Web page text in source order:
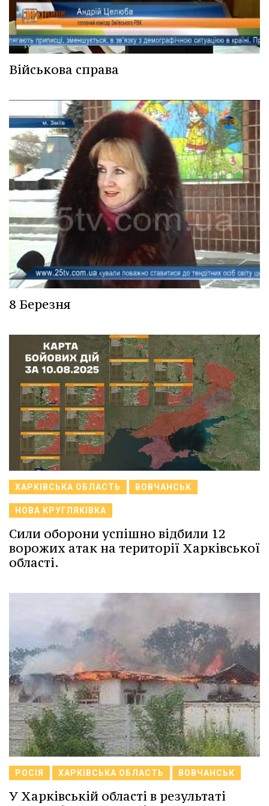
Військова справа
8 Березня
ХАРКІВСЬКА ОБЛАСТЬ ВОВЧАНСЬК
НОВА КРУГЛЯКІВКА
Сили оборони успішно відбили 12
ворожих атак на території Харківської
області.
РОСІЯ ХАРКІВСЬКА ОБЛАСТЬ ВОВЧАНСЬК
У Харківській області в результаті